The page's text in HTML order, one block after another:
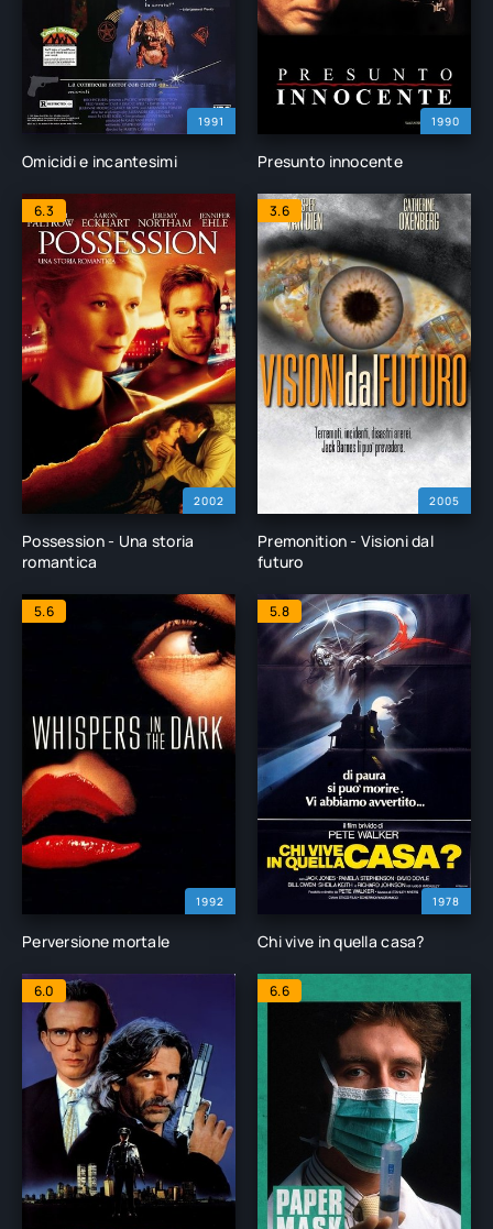
1991
Omicidi e incantesimi
1990
Presunto innocente
2002
6.3
Possession - Una storia
romantica
2005
3.6
Premonition - Visioni dal
futuro
1992
5.6
Perversione mortale
1978
5.8
Chi vive in quella casa?
6.0 6.6